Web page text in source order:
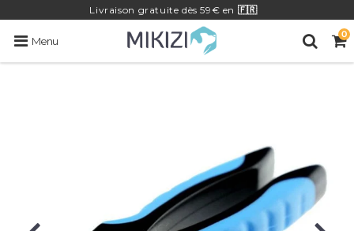
Livraison gratuite dès 59€ en 🇫🇷
Menu
0